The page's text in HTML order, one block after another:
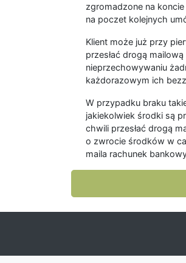
zgromadzone na
na poczet kolejnych
Klient może już przy
przesłać drogą
nieprzechowywaniu
każdorazowym ich
W przypadku braku
jakiekolwiek środki są
chwili przesłać drogą
o zwrocie środków w
maila rachunek